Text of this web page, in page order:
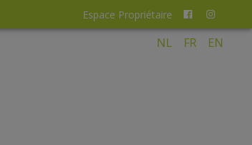
Espace Propriétaire
NL FR EN